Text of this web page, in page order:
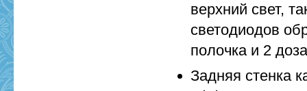
верхний свет,
светодиодов
полочка и 2
Задняя стенка